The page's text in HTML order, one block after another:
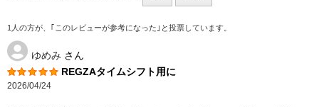
1人の方が、｢このレビューが参考になった｣と投票しています。
ゆめみ さん
REGZAタイムシフト用に
2026/04/24